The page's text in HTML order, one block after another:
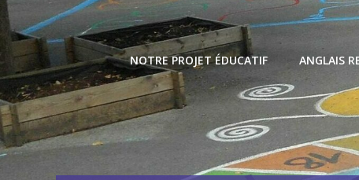
Skip
to
content
NOTRE PROJET ÉDUCATIF ANGLAIS